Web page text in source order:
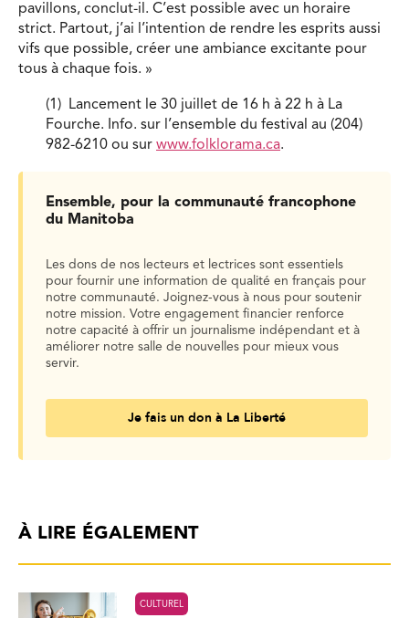
pavillons, conclut-il. C’est possible avec un horaire
strict. Partout, j’ai l’intention de rendre les esprits aussi
vifs que possible, créer une ambiance excitante pour
tous à chaque fois. »
(1) Lancement le 30 juillet de 16 h à 22 h à La
Fourche. Info. sur l’ensemble du festival au (204)
982-6210 ou sur www.folklorama.ca.
Ensemble, pour la communauté francophone
du Manitoba
Les dons de nos lecteurs et lectrices sont essentiels
pour fournir une information de qualité en français pour
notre communauté. Joignez-vous à nous pour soutenir
notre mission. Votre engagement financier renforce
notre capacité à offrir un journalisme indépendant et à
améliorer notre salle de nouvelles pour mieux vous
servir.
Je fais un don à La Liberté
À LIRE ÉGALEMENT
CULTUREL